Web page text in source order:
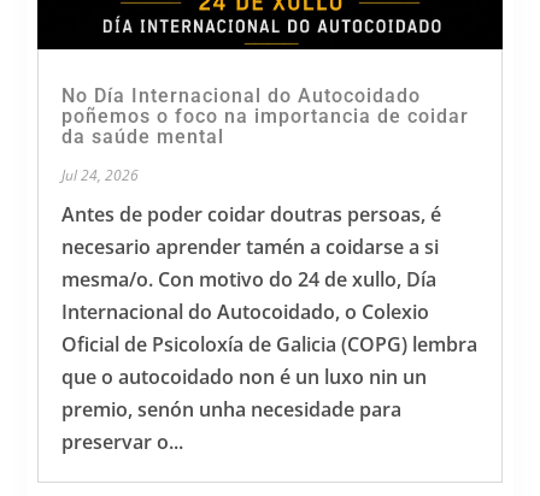
No Día Internacional do Autocoidado
poñemos o foco na importancia de coidar
da saúde mental
Jul 24, 2026
Antes de poder coidar doutras persoas, é
necesario aprender tamén a coidarse a si
mesma/o. Con motivo do 24 de xullo, Día
Internacional do Autocoidado, o Colexio
Oficial de Psicoloxía de Galicia (COPG) lembra
que o autocoidado non é un luxo nin un
premio, senón unha necesidade para
preservar o...